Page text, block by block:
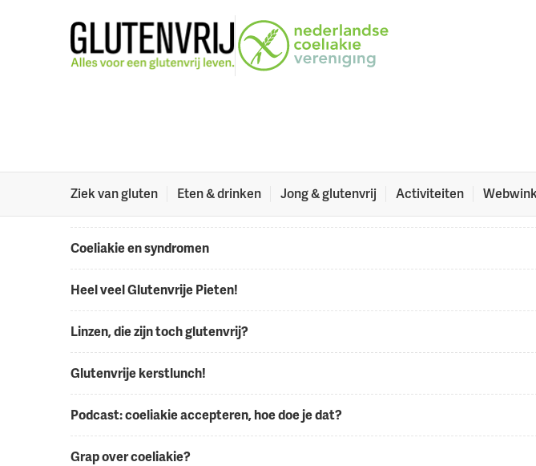
Ziek van gluten Eten & drinken Jong & glutenvrij Activiteiten
oktober
Recept van de maand: pizzastokbrood!
Coeliakie en syndromen
Heel veel Glutenvrije Pieten!
Linzen, die zijn toch glutenvrij?
Glutenvrije kerstlunch!
Podcast: coeliakie accepteren, hoe doe je dat?
Grap over coeliakie?